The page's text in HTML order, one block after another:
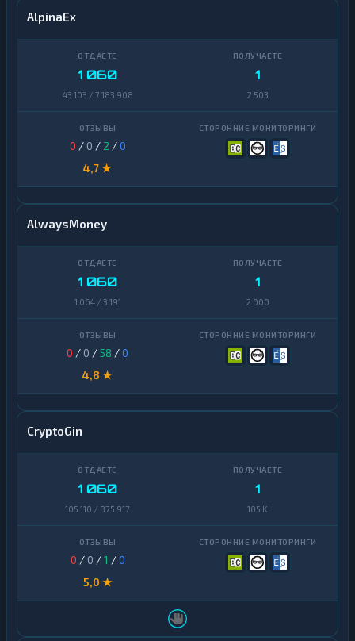
AlpinaEx
1 060
43 103 / 7 183 908
1
2 503
0 / 0 / 2 /0
4,7 ★
AlwaysMoney
1 060
1 064 / 3 191
1
2 000
0 / 0 /58 /0
4,8 ★
CryptoGin
1 060
105 110 / 875 917
1
105 K
0 / 0 /1 /0
5,0 ★